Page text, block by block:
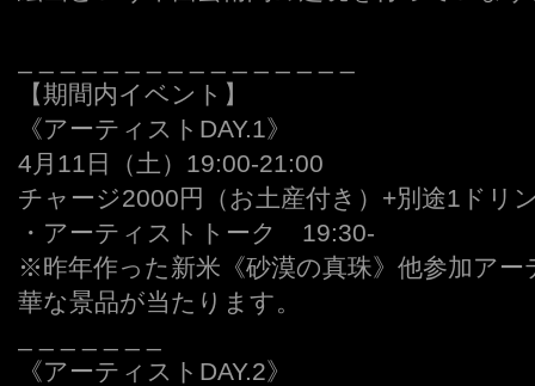
【期間内イベント】
《アーティストDAY.1》
4月11日（土）19:00-21:00
チャージ2000円（お土産付き）+別途1ドリ
・アーティストトーク 19:30-
※昨年作った新米《砂漠の真珠》他参加ア
華な景品が当たります。
《アーティストDAY.2》